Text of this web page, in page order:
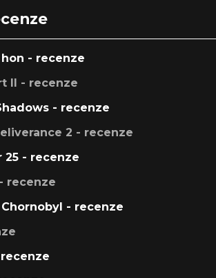
- recenze
II - recenze
- recenze
2 - recenze
25 - recenze
recenze
- recenze